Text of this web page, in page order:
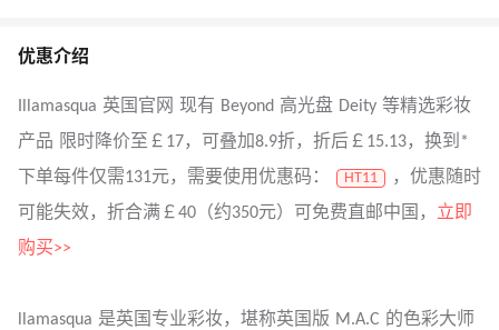
优惠介绍
Illamasqua 英国官网 现有 Beyond 高光盘 Deity 等精选彩妆
产品 限时降价至￡17，可叠加8.9折，折后￡15.13，换到*
下单每件仅需131元，需要使用优惠码：
HT11
，优惠随时
可能失效，折合满￡40（约350元）可免费直邮中国， 立即
购买>>
llamasqua 是英国专业彩妆，堪称英国版 M.A.C 的色彩大师